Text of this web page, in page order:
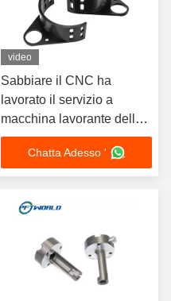
video
Sabbiare il CNC ha
lavorato il servizio a
macchina lavorante delle
parti del micro di alluminio
del ODMChatta Adesso '